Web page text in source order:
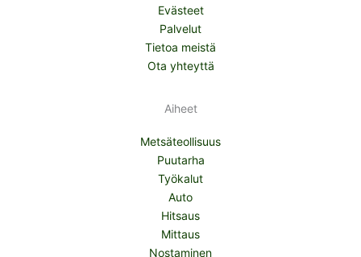
Evästeet
Palvelut
Tietoa meistä
Ota yhteyttä
Aiheet
Metsäteollisuus
Puutarha
Työkalut
Auto
Hitsaus
Mittaus
Nostaminen